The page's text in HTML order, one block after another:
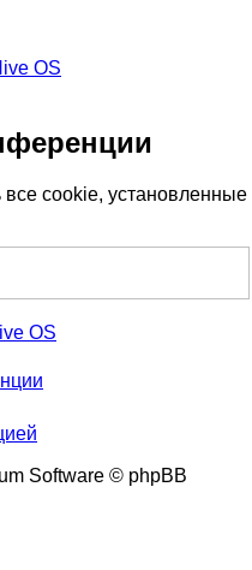
OS
все cookie, установленные
OS
Software © phpBB